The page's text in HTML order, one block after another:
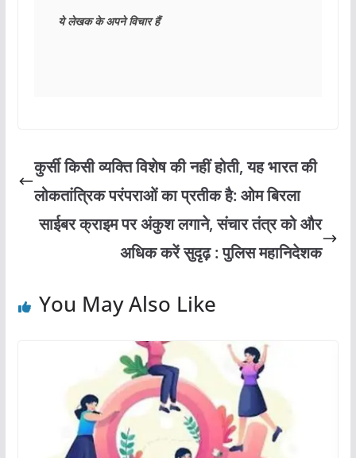
ये लेखक के अपने विचार हैं
कुर्सी किसी व्यक्ति विशेष की नहीं होती, यह भारत की
लोकतांत्रिक परंपराओं का प्रतीक है: ओम बिरला
साईबर क्राइम पर अंकुश लगाने, संचार तंत्र को और
अधिक करें सुदृढ़ : पुलिस महानिदेशक
You May Also Like